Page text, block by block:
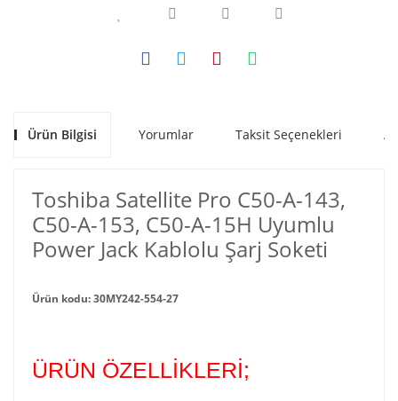
Ürün Bilgisi Yorumlar Taksit Seçenekleri
Toshiba Satellite Pro C50-A-143,
C50-A-153, C50-A-15H Uyumlu
Power Jack Kablolu Şarj Soketi
Ürün kodu: 30MY242-554-27
ÜRÜN ÖZELLİKLERİ;